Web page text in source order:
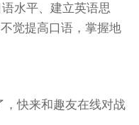
水平、建立英语思
觉提高口语，掌握地
，快来和趣友在线对战